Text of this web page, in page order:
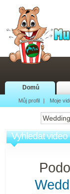
Domů
Můj profil | Moje
Vyhledat video